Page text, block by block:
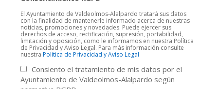
El Ayuntamiento de Valdeolmos-Alalpardo tratará sus datos
con la finalidad de mantenerle informado acerca de nuestras
noticias, promociones y novedades. Puede ejercer sus
derechos de acceso, rectificación, supresión, portabilidad,
limitación y oposición, como le informamos en nuestra Política
de Privacidad y Aviso Legal. Para más información consulte
nuestra Politica de Privacidad y Aviso Legal
Consiento el tratamiento de mis datos por el
Ayuntamiento de Valdeolmos-Alalpardo según